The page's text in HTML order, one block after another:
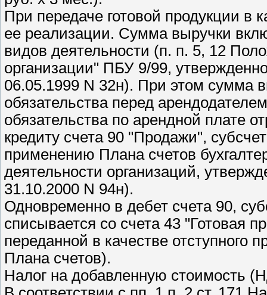
При передаче готовой продукции в
ее реализации. Сумма выручки
видов деятельности (п. п. 5, 12
организации" ПБУ 9/99,
06.05.1999 N 32н). При этом сумма
обязательства перед
обязательства по арендной плате
кредиту счета 90 "Продажи",
применению Плана счетов
деятельности организаций,
31.10.2000 N 94н).
Одновременно в дебет счета 90,
списывается со счета 43 "Готовая
переданной в качестве отступного
Плана счетов).
Налог на добавленную стоимость